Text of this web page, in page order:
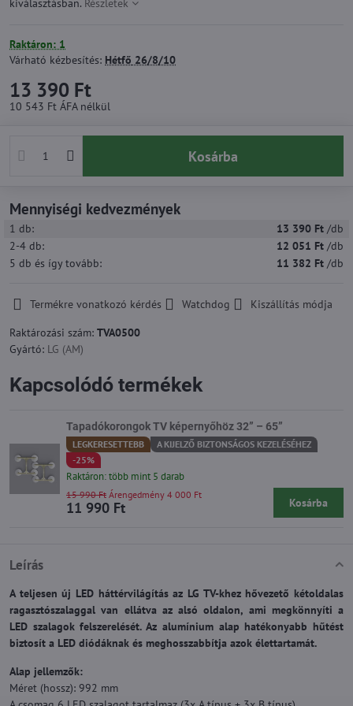
kiválasztásban. Részletek
Raktáron: 1
Várható kézbesítés: Hétfő 26/8/10
13 390 Ft
10 543 Ft ÁFA nélkül
Kosárba
Mennyiségi kedvezmények
1 db: 13 390 Ft /db
2-4 db: 12 051 Ft /db
5 db és így tovább: 11 382 Ft /db
Termékre vonatkozó kérdés Watchdog
Kiszállítás módja
Raktározási szám: TVA0500
Gyártó: LG (AM)
Leírás
A teljesen új LED háttérvilágítás az LG TV-khez hővezető kétoldalas
ragasztószalaggal van ellátva az alsó oldalon, ami megkönnyíti a
LED szalagok felszerelését. Az alumínium alap hatékonyabb hűtést
biztosít a LED diódáknak és meghosszabbítja azok élettartamát.
Alap jellemzők:
Méret (hossz): 992 mm
Kapcsolódó termékek
Tapadókorongok TV képernyőhöz 32” – 65”
LEGKERESETTEBB
A KIJELZŐ BIZTONSÁGOS KEZELÉSÉHEZ
-25%
Raktáron: több mint 5 darab
11 990 Ft
15 990 Ft Árengedmény 4 000 Ft
Kosárba